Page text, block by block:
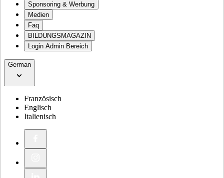
Sponsoring & Werbung
Medien
Faq
BILDUNGSMAGAZIN
Login Admin Bereich
German
Französisch
Englisch
Italienisch